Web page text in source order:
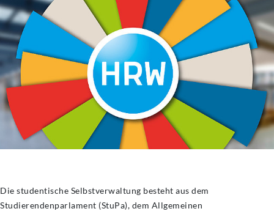
Die studentische Selbstverwaltung besteht aus dem
Studierendenparlament (StuPa), dem Allgemeinen